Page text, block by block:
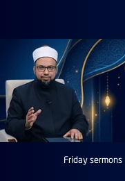
Friday sermons